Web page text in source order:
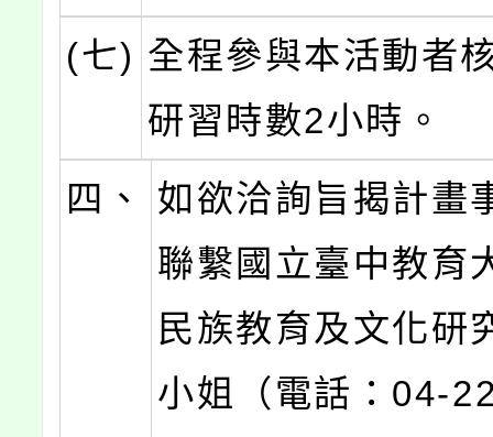
(七) 全程參與本活動者
研習時數2小時。
四、
如欲洽詢旨揭計畫
聯繫國立臺中教育
民族教育及文化研
小姐（電話：04-